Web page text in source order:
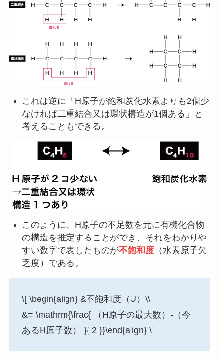
これは逆に「H原子が飽和炭化水素よりも2個少
なければ二重結合又は環状構造が1個ある」と
考えることもできる。
このように、H原子の不足数を元に有機化合物
の構造を推定することができ、それをわかりや
すい数字で表したものが不飽和度（水素原子欠
乏度）である。
\[ \begin{align} &不飽和度（U）\\
&= \mathrm{\frac{ （H原子の最大数）-（今
あるH原子数） }{ 2 }}\end{align} \]